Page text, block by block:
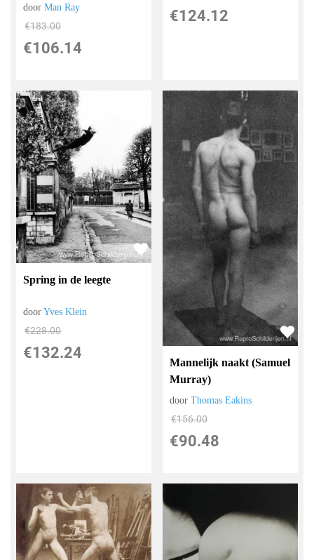
doorMan Ray
€183.00
€106.14
€124.12
Spring in de leegte
doorYves Klein
€228.00
€132.24
Mannelijk naakt (Samuel
Murray)
doorThomas Eakins
€156.00
€90.48